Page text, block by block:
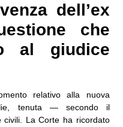
dell’ex
che
al giudice
relativo alla nuova
tenuta — secondo il
La Corte ha ricordato